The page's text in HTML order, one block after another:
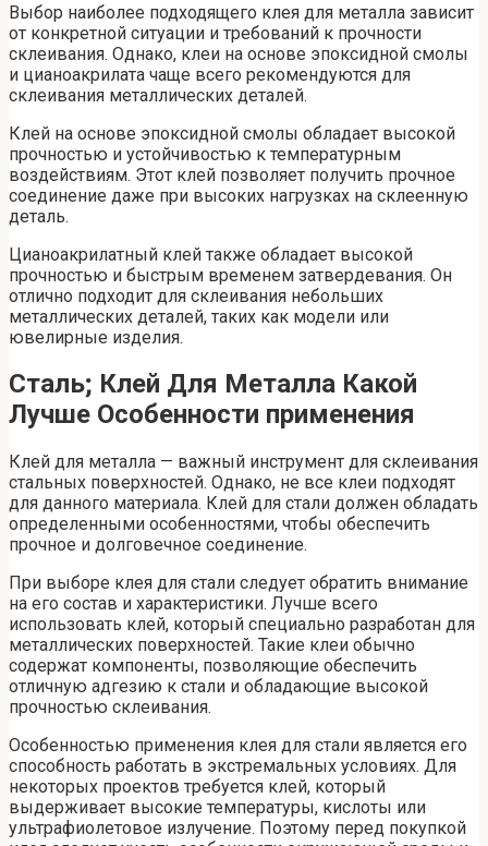
Выбор наиболее подходящего клея для металла зависит
от конкретной ситуации и требований к прочности
склеивания. Однако, клеи на основе эпоксидной смолы
и цианоакрилата чаще всего рекомендуются для
склеивания металлических деталей.
Клей на основе эпоксидной смолы обладает высокой
прочностью и устойчивостью к температурным
воздействиям. Этот клей позволяет получить прочное
соединение даже при высоких нагрузках на склеенную
деталь.
Цианоакрилатный клей также обладает высокой
прочностью и быстрым временем затвердевания. Он
отлично подходит для склеивания небольших
металлических деталей, таких как модели или
ювелирные изделия.
Сталь; Клей Для Металла Какой
Лучше Особенности применения
Клей для металла — важный инструмент для склеивания
стальных поверхностей. Однако, не все клеи подходят
для данного материала. Клей для стали должен обладать
определенными особенностями, чтобы обеспечить
прочное и долговечное соединение.
При выборе клея для стали следует обратить внимание
на его состав и характеристики. Лучше всего
использовать клей, который специально разработан для
металлических поверхностей. Такие клеи обычно
содержат компоненты, позволяющие обеспечить
отличную адгезию к стали и обладающие высокой
прочностью склеивания.
Особенностью применения клея для стали является его
способность работать в экстремальных условиях. Для
некоторых проектов требуется клей, который
выдерживает высокие температуры, кислоты или
ультрафиолетовое излучение. Поэтому перед покупкой